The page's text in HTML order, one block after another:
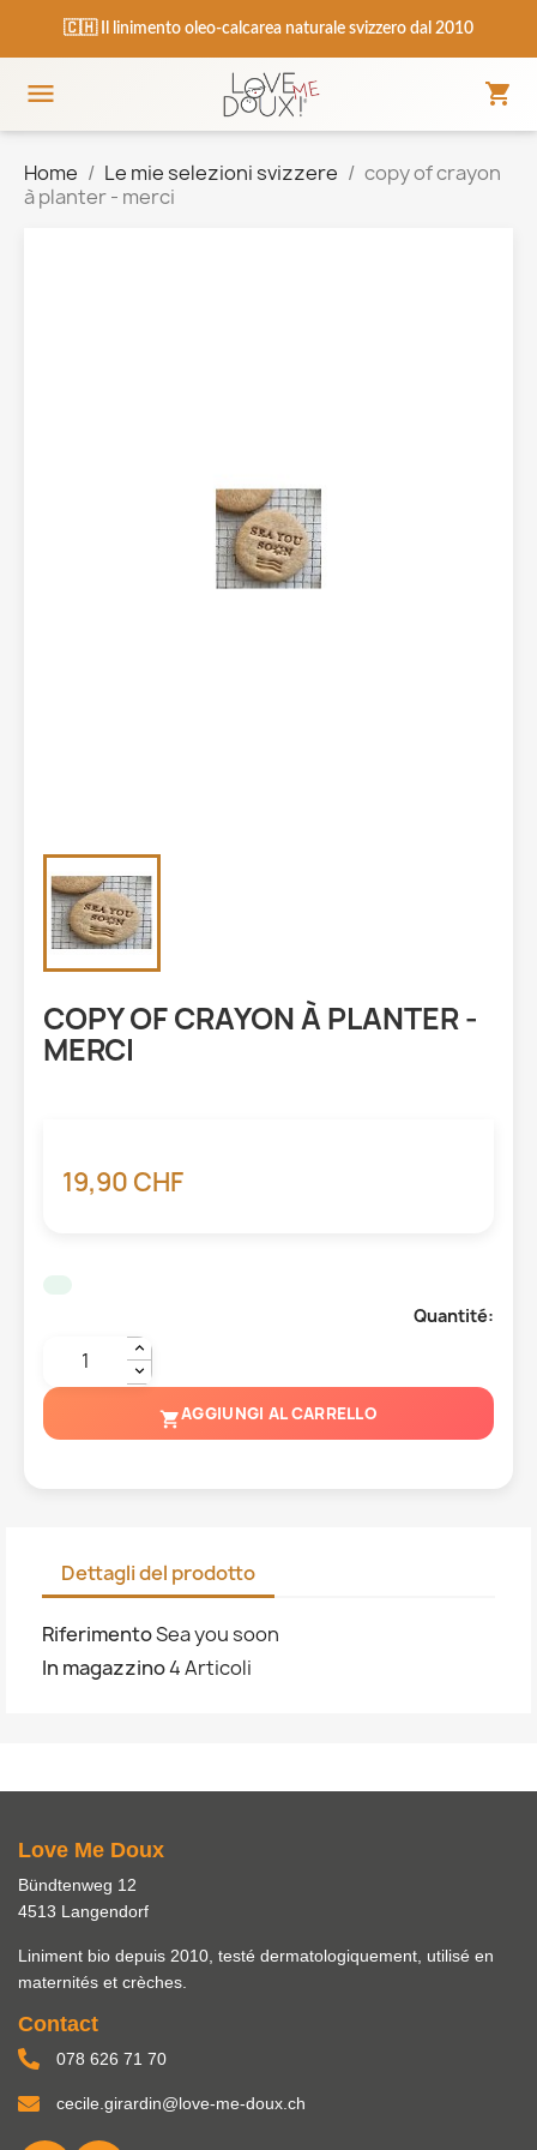
🇨🇭 Il linimento oleo-calcarea naturale svizzero dal 2010
 shopping_cart
Home Le mie selezioni svizzere
copy of crayon
à planter - merci
COPY OF CRAYON À PLANTER -
MERCI
19,90 CHF
Quantité:
shopping_cartAGGIUNGI AL CARRELLO
Dettagli del prodotto
RiferimentoSea you soon
In magazzino4 Articoli
Love Me Doux
Bündtenweg 12
4513 Langendorf
Liniment bio depuis 2010, testé dermatologiquement, utilisé en
maternités et crèches.
Contact
078 626 71 70
cecile.girardin@love-me-doux.ch